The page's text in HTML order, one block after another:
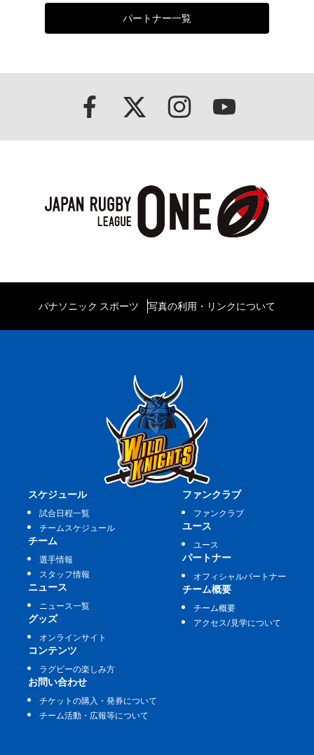
パートナー一覧
パナソニック スポーツ 写真の利用・リンクについて
スケジュール
試合日程一覧
チームスケジュール
チーム
選手情報
スタッフ情報
ニュース
ニュース一覧
グッズ
オンラインサイト
ファンクラブ
ファンクラブ
ユース
ユース
パートナー
オフィシャルパートナー
チーム概要
チーム概要
アクセス/見学について
コンテンツ
ラグビーの楽しみ方
お問い合わせ
チケットの購入・発券について
チーム活動・広報等について